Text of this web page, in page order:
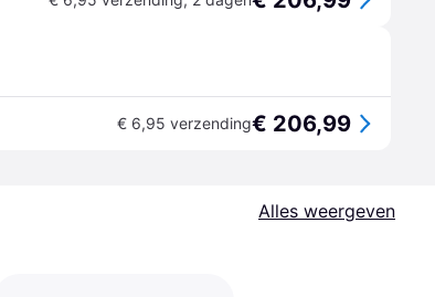
€ 6,95 verzending€ 206,99
Alles weergeven